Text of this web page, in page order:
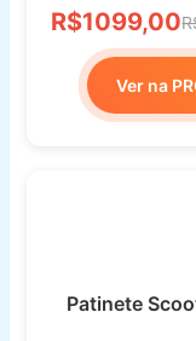
R$1099,00
Ver na
Patinete